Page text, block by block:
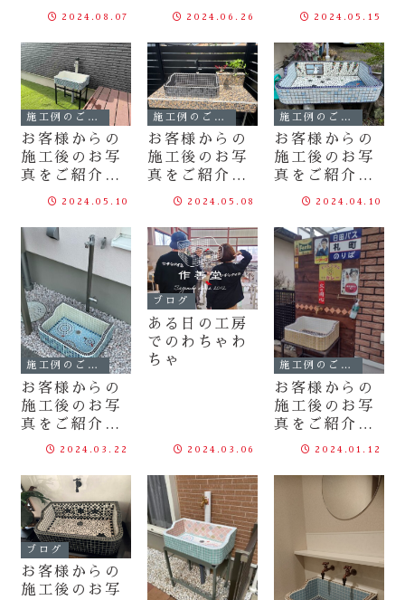
2024.08.07
〈2024.6.26
2024.06.26 2024.05.15
施工例のご紹介
お客様からの
施工後のお写
真をご紹介
〈2024.5.10
2024.05.10
施工例のご紹介
お客様からの
施工後のお写
真をご紹介
〈2024.5.1〉
2024.05.08
施工例のご紹介
お客様からの
施工後のお写
真をご紹介
〈2024.4.10
2024.04.10
施工例のご紹介
お客様からの
施工後のお写
真をご紹介
〈2024.3.22
2024.03.22
ブログ
ある日の工房
でのわちゃわ
ちゃ
2024.03.06
施工例のご紹介
お客様からの
施工後のお写
真をご紹介
〈2024.1.1
2024.01.12
ブログ
お客様からの
施工後のお写